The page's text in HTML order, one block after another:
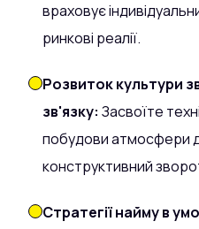
враховує
ринкові реалії.
Розвиток культури
зв'язку: Засвоїте
побудови атмосфери
конструктивний
Стратегії найму в